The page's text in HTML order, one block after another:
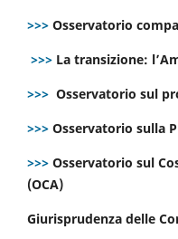
>>> Osservatorio
>>> La transizione:
>>> Osservatorio sul
>>> Osservatorio sulla
>>> Osservatorio sul
(OCA)
Giurisprudenza delle